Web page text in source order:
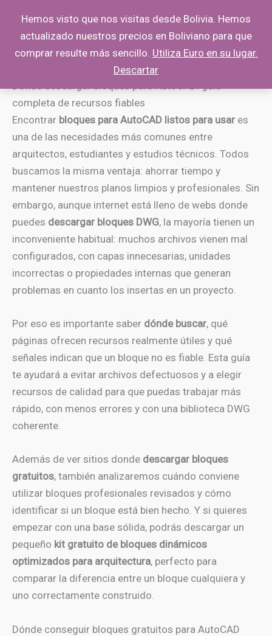
contenido
Dónde descargar bloques para AutoCAD: guía
completa de recursos fiables
Encontrar bloques para AutoCAD listos para usar es
una de las necesidades más comunes entre
arquitectos, estudiantes y estudios técnicos. Todos
buscamos la misma ventaja: ahorrar tiempo y
mantener nuestros planos limpios y profesionales. Sin
embargo, aunque internet está lleno de webs donde
puedes descargar bloques DWG, la mayoría tienen un
inconveniente habitual: muchos archivos vienen mal
configurados, con capas innecesarias, unidades
incorrectas o propiedades internas que generan
problemas en cuanto los insertas en un proyecto.
Por eso es importante saber dónde buscar, qué
páginas ofrecen recursos realmente útiles y qué
señales indican que un bloque no es fiable. Esta guía
te ayudará a evitar archivos defectuosos y a elegir
recursos de calidad para que puedas trabajar más
rápido, con menos errores y con una biblioteca DWG
coherente.
Además de ver sitios donde descargar bloques
gratuitos, también analizaremos cuándo conviene
utilizar bloques profesionales revisados y cómo
identificar si un bloque está bien hecho. Y si quieres
empezar con una base sólida, podrás descargar un
pequeño kit gratuito de bloques dinámicos
optimizados para arquitectura, perfecto para
comparar la diferencia entre un bloque cualquiera y
uno correctamente construido.
Dónde conseguir bloques gratuitos para AutoCAD
Hemos visto que nos visitas desde Bolivia. Hemos
actualizado nuestros precios en Boliviano para que
comprar resulte más sencillo. Utiliza Euro en su lugar.
Descartar